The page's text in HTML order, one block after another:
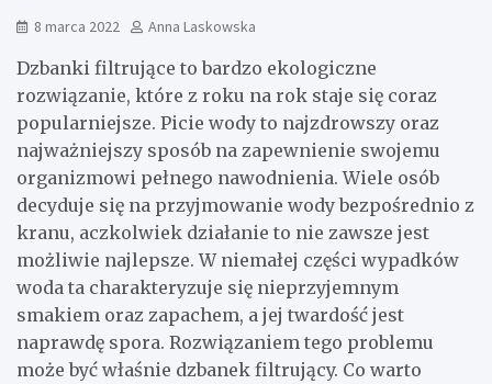
8 marca 2022 Anna Laskowska
Dzbanki filtrujące to bardzo ekologiczne
rozwiązanie, które z roku na rok staje się coraz
popularniejsze. Picie wody to najzdrowszy oraz
najważniejszy sposób na zapewnienie swojemu
organizmowi pełnego nawodnienia. Wiele osób
decyduje się na przyjmowanie wody bezpośrednio z
kranu, aczkolwiek działanie to nie zawsze jest
możliwie najlepsze. W niemałej części wypadków
woda ta charakteryzuje się nieprzyjemnym
smakiem oraz zapachem, a jej twardość jest
naprawdę spora. Rozwiązaniem tego problemu
może być właśnie dzbanek filtrujący. Co warto